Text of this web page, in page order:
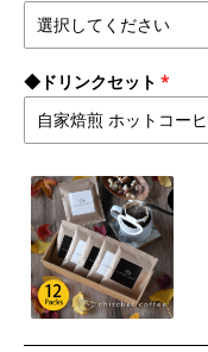
◆ドリンクセット